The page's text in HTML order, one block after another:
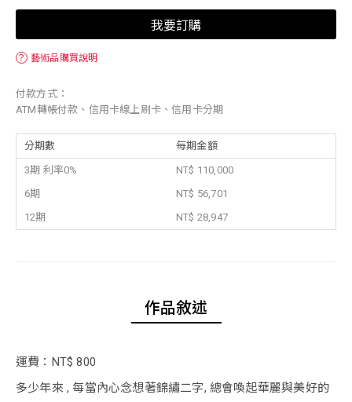
我要訂購
？ 藝術品購買說明
付款方式：
ATM轉帳付款、信用卡線上刷卡、信用卡分期
分期數 每期金額
3期 利率0%
NT$ 110,000
6期
NT$ 56,701
12期
NT$ 28,947
作品敘述
運費：NT$ 800
多少年來 , 每當內心念想著錦繡二字, 總會喚起華麗與美好的